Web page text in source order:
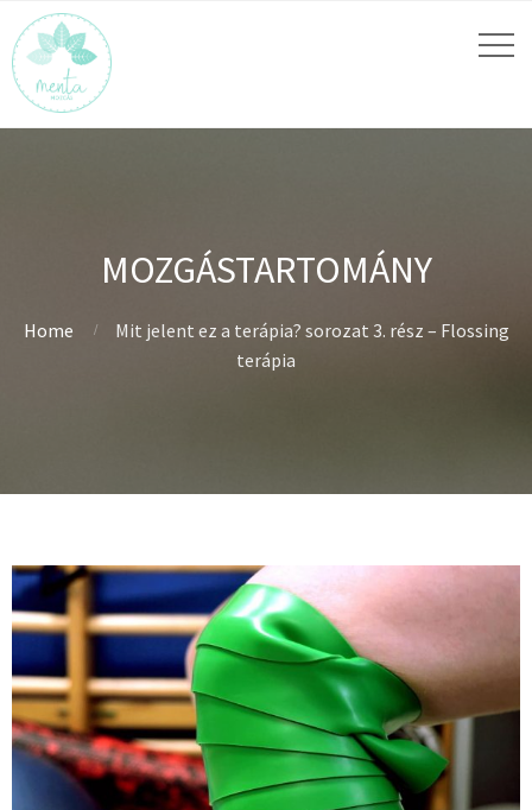
MOZGÁSTARTOMÁNY
Home
Mit jelent ez a terápia? sorozat 3. rész – Flossing
terápia